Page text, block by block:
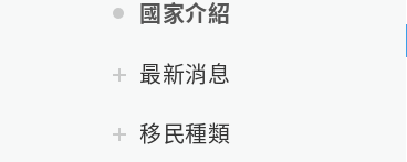
國家介紹
最新消息
移民種類